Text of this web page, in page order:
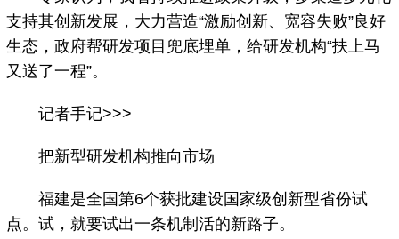
支持其创新发展，大力营造“激励创新、宽容失败”良好
生态，政府帮研发项目兜底埋单，给研发机构“扶上马
又送了一程”。
记者手记>>>
把新型研发机构推向市场
福建是全国第6个获批建设国家级创新型省份试
点。试，就要试出一条机制活的新路子。